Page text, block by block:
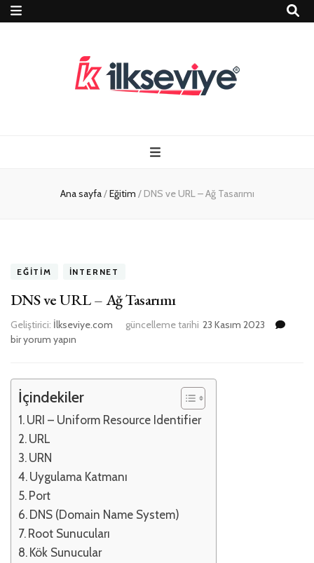
ve Travel – Tur
Rehberi
Ana sayfa/Eğitim / DNS ve URL – Ağ Tasarımı
EĞITIM İNTERNET
DNS ve URL – Ağ Tasarımı
Geliştirici: İlkseviye.com güncelleme tarihi 23 Kasım 2023
bir yorum yapın
İçindekiler
URI – Uniform Resource Identifier
URL
URN
Uygulama Katmanı
Port
DNS (Domain Name System)
Root Sunucuları
Kök Sunucular